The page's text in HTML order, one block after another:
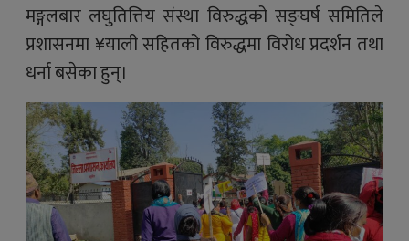
मङ्गलबार लघुतित्तिय संस्था विरुद्धको सङ्घर्ष समितिले
प्रशासनमा ¥याली सहितको विरुद्धमा विरोध प्रदर्शन तथा
धर्ना बसेका हुन्।